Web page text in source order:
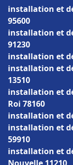
installation et
95600
installation et
91230
installation et
installation et
13510
installation et
Roi 78160
installation et
installation et
59910
installation et